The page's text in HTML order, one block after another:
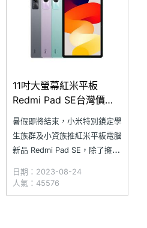
也都是中階定位的平板
11吋大螢幕紅米平板
Redmi Pad SE台灣價格6
暑假即將結束，小米特別鎖定學
生族群及小資族推紅米平板電腦
新品 Redmi Pad SE，除了擁有
8,000mAh 超大電量，強調一
機就能夠滿足學業工作、生活娛
日期：2023-08-24
人氣：45576